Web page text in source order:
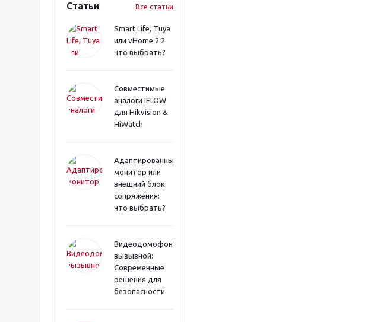
Статьи Все статьи
Smart Life, Tuya
или vHome 2.2:
что выбрать?
Совместимые
аналоги IFLOW
для Hikvision &
HiWatch
Адаптированный
монитор или
внешний блок
сопряжения:
что выбрать?
Видеодомофона
вызывной:
Современные
решения для
безопасности